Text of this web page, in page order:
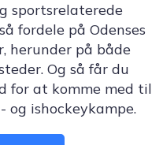
sportsrelaterede
fordele på Odenses
herunder på både
Og så får du
for at komme med til
og ishockeykampe.